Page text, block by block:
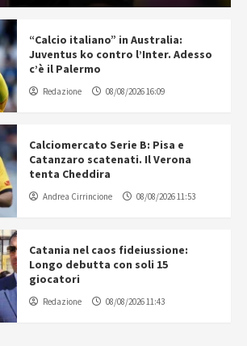
“Calcio italiano” in Australia:
Juventus ko contro l’Inter. Adesso
c’è il Palermo
Redazione 08/08/2026 16:09
Calciomercato Serie B: Pisa e
Catanzaro scatenati. Il Verona
tenta Cheddira
Andrea Cirrincione 08/08/2026 11:53
Catania nel caos fideiussione:
Longo debutta con soli 15
giocatori
Redazione 08/08/2026 11:43